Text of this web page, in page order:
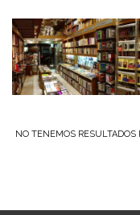
NO TENEMOS RESULTADOS